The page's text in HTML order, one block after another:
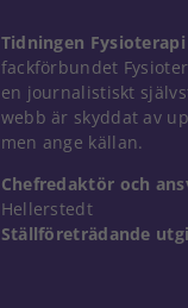
Tidningen Fysioterapi
fackförbundet
en journalistiskt
webb är skyddat av
men ange källan.
Chefredaktör och
Hellerstedt
Ställföreträdande